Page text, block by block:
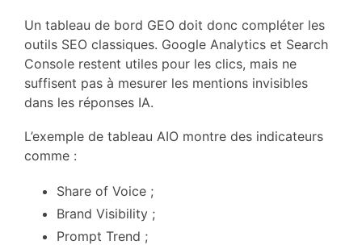
Un tableau de bord GEO doit donc compléter les
outils SEO classiques. Google Analytics et Search
Console restent utiles pour les clics, mais ne
suffisent pas à mesurer les mentions invisibles
dans les réponses IA.
L’exemple de tableau AIO montre des indicateurs
comme :
Share of Voice ;
Brand Visibility ;
Prompt Trend ;